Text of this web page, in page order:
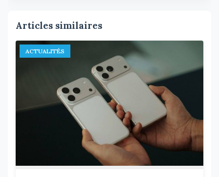
Articles similaires
ACTUALITÉS